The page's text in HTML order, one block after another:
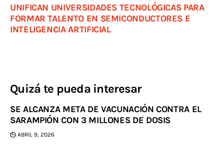
UNIFICAN UNIVERSIDADES TECNOLÓGICAS PARA
FORMAR TALENTO EN SEMICONDUCTORES E
INTELIGENCIA ARTIFICIAL
Quizá te pueda interesar
SE ALCANZA META DE VACUNACIÓN CONTRA EL
SARAMPIÓN CON 3 MILLONES DE DOSIS
ABRIL 9, 2026